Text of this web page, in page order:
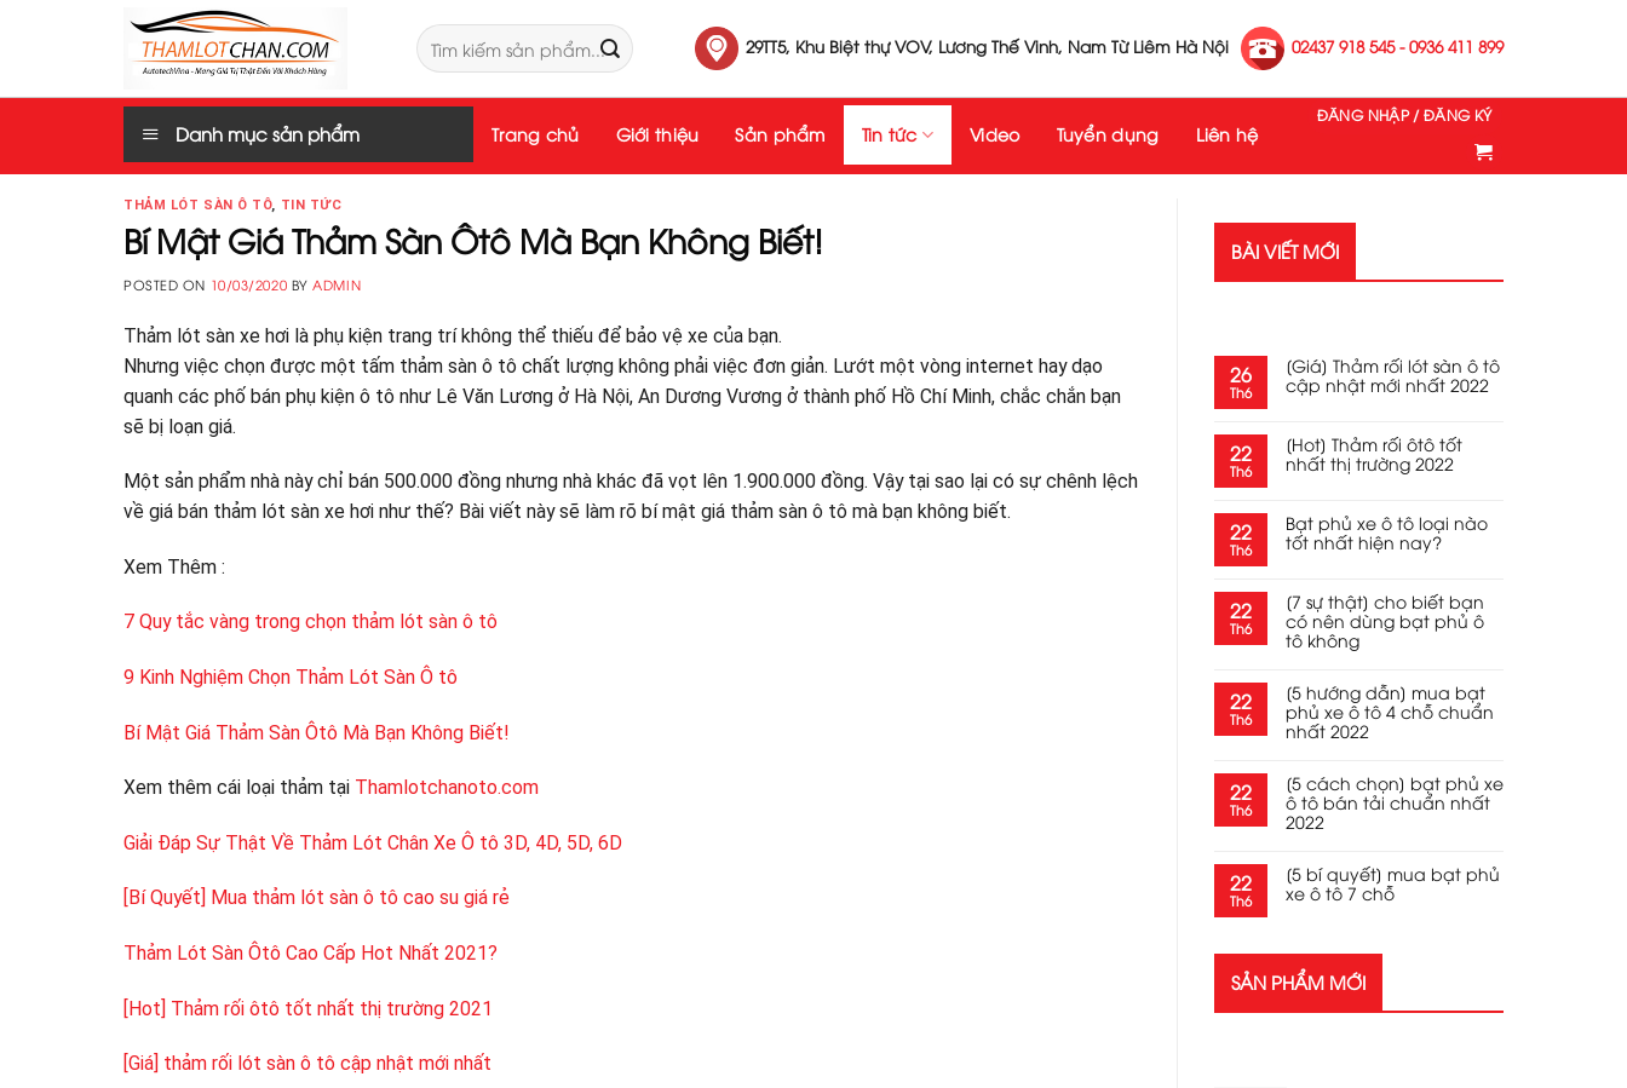
Tìm
kiếm:
29TT5, Khu Biệt thự VOV, Lương Thế Vinh, Nam Từ Liêm Hà Nội 02437 918 545 - 0936 411 899
Danh mục sản phẩm Trang chủ Giới thiệu Sản phẩm Tin tức Video Tuyển dụng Liên hệ
ĐĂNG NHẬP / ĐĂNG KÝ
THẢM LÓT SÀN Ô TÔ, TIN TỨC
Bí Mật Giá Thảm Sàn Ôtô Mà Bạn Không Biết!
POSTED ON 10/03/2020 BY ADMIN
Thảm lót sàn xe hơi là phụ kiện trang trí không thể thiếu để bảo vệ xe của bạn.
Nhưng việc chọn được một tấm thảm sàn ô tô chất lượng không phải việc đơn giản. Lướt một vòng internet hay dạo
quanh các phố bán phụ kiện ô tô như Lê Văn Lương ở Hà Nội, An Dương Vương ở thành phố Hồ Chí Minh, chắc chắn bạn
sẽ bị loạn giá.
Một sản phẩm nhà này chỉ bán 500.000 đồng nhưng nhà khác đã vọt lên 1.900.000 đồng. Vậy tại sao lại có sự chênh lệch
về giá bán thảm lót sàn xe hơi như thế? Bài viết này sẽ làm rõ bí mật giá thảm sàn ô tô mà bạn không biết.
Xem Thêm :
7 Quy tắc vàng trong chọn thảm lót sàn ô tô
9 Kinh Nghiệm Chọn Thảm Lót Sàn Ô tô
Bí Mật Giá Thảm Sàn Ôtô Mà Bạn Không Biết!
Xem thêm cái loại thảm tại Thamlotchanoto.com
Giải Đáp Sự Thật Về Thảm Lót Chân Xe Ô tô 3D, 4D, 5D, 6D
[Bí Quyết] Mua thảm lót sàn ô tô cao su giá rẻ
Thảm Lót Sàn Ôtô Cao Cấp Hot Nhất 2021?
[Hot] Thảm rối ôtô tốt nhất thị trường 2021
[Giá] thảm rối lót sàn ô tô cập nhật mới nhất
BÀI VIẾT MỚI
26
Th6
[Giá] Thảm rối lót sàn ô tô
cập nhật mới nhất 2022
22
Th6
[Hot] Thảm rối ôtô tốt
nhất thị trường 2022
22
Th6
Bạt phủ xe ô tô loại nào
tốt nhất hiện nay?
22
Th6
[7 sự thật] cho biết bạn
có nên dùng bạt phủ ô
tô không
22
Th6
[5 hướng dẫn] mua bạt
phủ xe ô tô 4 chỗ chuẩn
nhất 2022
22
Th6
[5 cách chọn] bạt phủ xe
ô tô bán tải chuẩn nhất
2022
22
Th6
[5 bí quyết] mua bạt phủ
xe ô tô 7 chỗ
SẢN PHẨM MỚI